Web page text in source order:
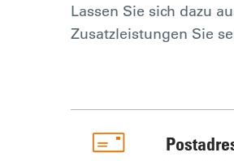
Lassen Sie sich dazu
Zusatzleistungen Sie